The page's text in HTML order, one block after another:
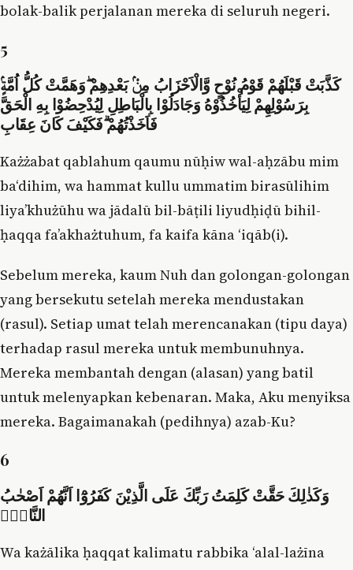
bolak-balik perjalanan mereka di seluruh negeri.
5
كَذَّبَتْ قَبْلَهُمْ قَوْمُ نُوْحٍ وَّالْاَحْزَابُ مِنْۢ بَعْدِهِمْ ۖوَهَمَّتْ كُلُّ اُمَّةٍۢ
بِرَسُوْلِهِمْ لِيَأْخُذُوْهُ وَجَادَلُوْا بِالْبَاطِلِ لِيُدْحِضُوْا بِهِ الْحَقَّ
فَاَخَذْتُهُمْ ۗفَكَيْفَ كَانَ عِقَابِ
Każżabat qablahum qaumu nūḥiw wal-aḥzābu mim
ba‘dihim, wa hammat kullu ummatim birasūlihim
liya’khużūhu wa jādalū bil-bāṭili liyudḥiḍū bihil-
ḥaqqa fa’akhażtuhum, fa kaifa kāna ‘iqāb(i).
Sebelum mereka, kaum Nuh dan golongan-golongan
yang bersekutu setelah mereka mendustakan
(rasul). Setiap umat telah merencanakan (tipu daya)
terhadap rasul mereka untuk membunuhnya.
Mereka membantah dengan (alasan) yang batil
untuk melenyapkan kebenaran. Maka, Aku menyiksa
mereka. Bagaimanakah (pedihnya) azab-Ku?
6
وَكَذٰلِكَ حَقَّتْ كَلِمَتُ رَبِّكَ عَلَى الَّذِيْنَ كَفَرُوْٓا اَنَّهُمْ اَصْحٰبُ
النَّارِۘ
Wa każālika ḥaqqat kalimatu rabbika ‘alal-lażīna